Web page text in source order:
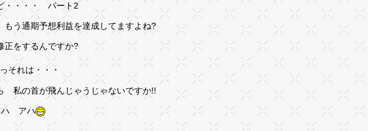
・・・・ パート2
通期予想利益を達成してますよね?
正をするんですか?
それは・・・
首が飛んじゃうじゃないですか!!
アハ